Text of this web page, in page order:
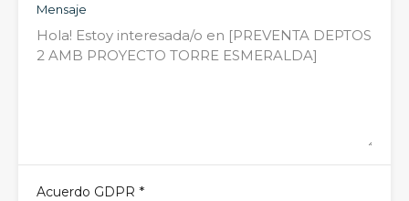
Mensaje
Acuerdo GDPR *